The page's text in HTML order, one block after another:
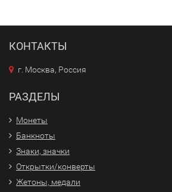
КОНТАКТЫ
г. Москва, Россия
РАЗДЕЛЫ
Монеты
Банкноты
Знаки, значки
Открытки/конверты
Жетоны, медали